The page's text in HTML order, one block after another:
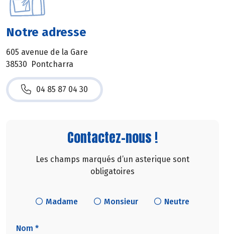
Notre adresse
605 avenue de la Gare
38530 Pontcharra
04 85 87 04 30
Contactez-nous !
Les champs marqués d’un asterique sont
obligatoires
Madame Monsieur Neutre
Nom *